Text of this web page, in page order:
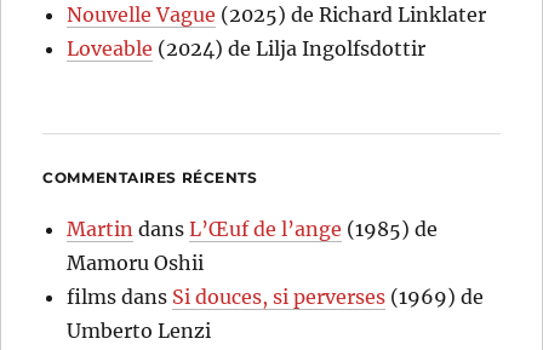
Nouvelle Vague (2025) de Richard Linklater
Loveable (2024) de Lilja Ingolfsdottir
COMMENTAIRES RÉCENTS
Martin dansL’Œuf de l’ange (1985) de
Mamoru Oshii
films dans Si douces, si perverses (1969) de
Umberto Lenzi